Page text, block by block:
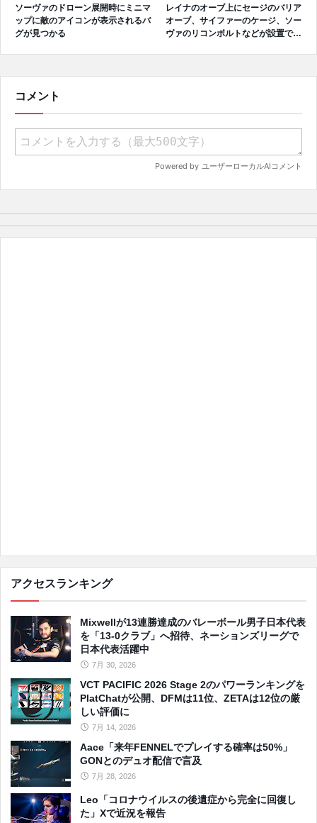
ソーヴァのドローン展開時にミニマ
ップに敵のアイコンが表示されるバ
グが見つかる
レイナのオーブ上にセージのバリア
オーブ、サイファーのケージ、ソー
ヴァのリコンボルトなどが設置でき
コメント
アクセスランキング
Mixwellが13連勝達成のバレーボール男子日本代表
を「13-0クラブ」へ招待、ネーションズリーグで
日本代表活躍中
7月 30, 2026
VCT PACIFIC 2026 Stage 2のパワーランキングを
PlatChatが公開、DFMは11位、ZETAは12位の厳
しい評価に
7月 14, 2026
Aace「来年FENNELでプレイする確率は50%」
GONとのデュオ配信で言及
7月 28, 2026
Leo「コロナウイルスの後遺症から完全に回復し
た」Xで近況を報告